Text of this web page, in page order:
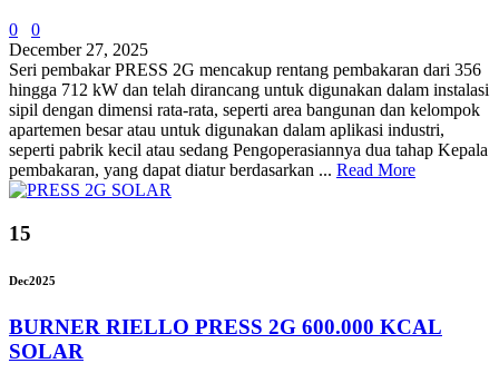
0
0
December 27, 2025
Seri pembakar PRESS 2G mencakup rentang pembakaran dari 356
hingga 712 kW dan telah dirancang untuk digunakan dalam instalasi
sipil dengan dimensi rata-rata, seperti area bangunan dan kelompok
apartemen besar atau untuk digunakan dalam aplikasi industri,
seperti pabrik kecil atau sedang Pengoperasiannya dua tahap Kepala
pembakaran, yang dapat diatur berdasarkan ... Read More
15
Dec2025
BURNER RIELLO PRESS 2G 600.000 KCAL
SOLAR